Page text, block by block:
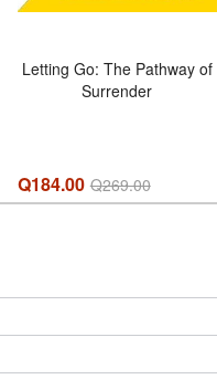
Letting Go: The Pathway of
Surrender
Q184.00 Q269.00